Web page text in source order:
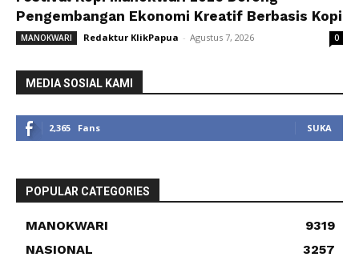
Pengembangan Ekonomi Kreatif Berbasis Kopi
MANOKWARI Redaktur KlikPapua - Agustus 7, 2026 0
MEDIA SOSIAL KAMI
2,365 Fans SUKA
POPULAR CATEGORIES
MANOKWARI
9319
NASIONAL
3257